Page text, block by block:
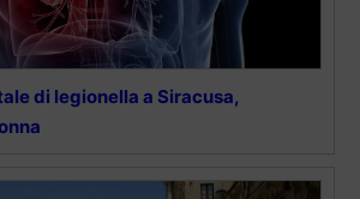
di legionella a Siracusa,